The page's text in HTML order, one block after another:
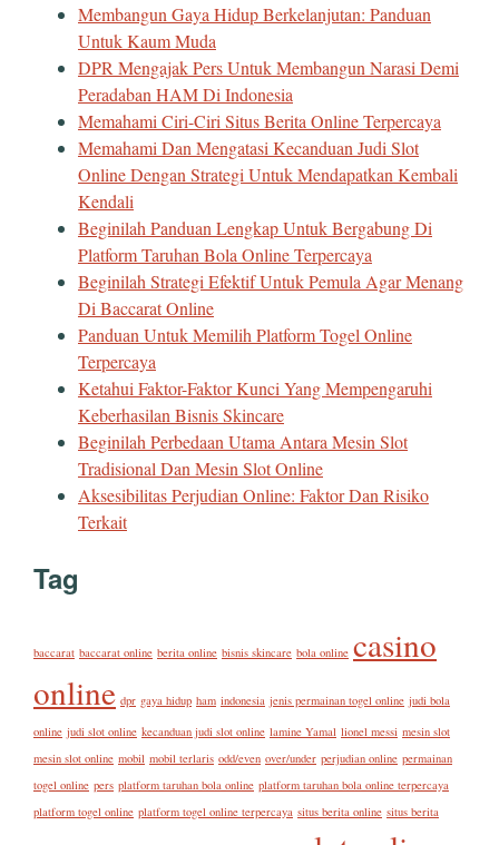
Membangun Gaya Hidup Berkelanjutan: Panduan
Untuk Kaum Muda
DPR Mengajak Pers Untuk Membangun Narasi Demi
Peradaban HAM Di Indonesia
Memahami Ciri-Ciri Situs Berita Online Terpercaya
Memahami Dan Mengatasi Kecanduan Judi Slot
Online Dengan Strategi Untuk Mendapatkan Kembali
Kendali
Beginilah Panduan Lengkap Untuk Bergabung Di
Platform Taruhan Bola Online Terpercaya
Beginilah Strategi Efektif Untuk Pemula Agar Menang
Di Baccarat Online
Panduan Untuk Memilih Platform Togel Online
Terpercaya
Ketahui Faktor-Faktor Kunci Yang Mempengaruhi
Keberhasilan Bisnis Skincare
Beginilah Perbedaan Utama Antara Mesin Slot
Tradisional Dan Mesin Slot Online
Aksesibilitas Perjudian Online: Faktor Dan Risiko
Terkait
Tag
baccarat baccarat online berita online bisnis skincare bola online casino
online dpr gaya hidup ham indonesia jenis permainan togel online judi bola
online judi slot online kecanduan judi slot online lamine Yamal lionel messi mesin slot
mesin slot online mobil mobil terlaris odd/even over/under perjudian online permainan
togel online pers platform taruhan bola online platform taruhan bola online terpercaya
platform togel online platform togel online terpercaya situs berita online situs berita